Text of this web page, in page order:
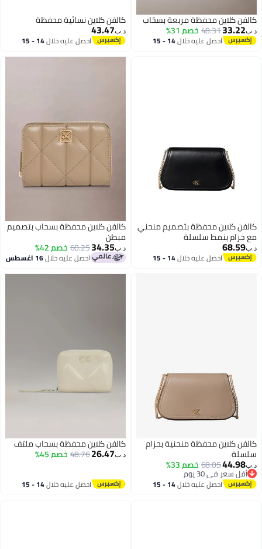
بسحّاب
14 - 15
كالفن كلاين نسائية محفظة
د.ب‏43.47
احصل عليه خلال 14 - 15
منحني
14 - 15
كالفن كلاين محفظة بسحاب بتصميم
مبطن
احصل عليه خلال 16 اغسطس
بحزام
14 - 15
كالفن كلاين محفظة بسحاب ملتف
خصم 45%
احصل عليه خلال 14 - 15